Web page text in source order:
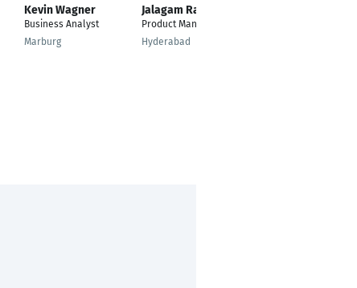
Kevin Wagner
Business Analyst
Marburg
Jalagam Rao
Product Manager
Hyderabad